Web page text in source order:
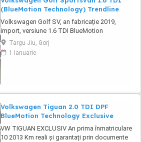
(BlueMotion Technology) Trendline
Volkswagen Golf SV, an fabricație 2019,
import, versiune 1.6 TDI BlueMotion
Technology Trendline. Monovolum spațios,
recunoscut pentru consumul redus, fiabilitate
și dotările moderne de siguranță. Mașina se
Targu Jiu, Gorj
1 ianuarie
Volkswagen Tiguan 2.0 TDI DPF
BlueMotion Technology Exclusive
VW TIGUAN EXCLUSIV An prima înmatriculare
10 2013 Km reali și garantați prin documente